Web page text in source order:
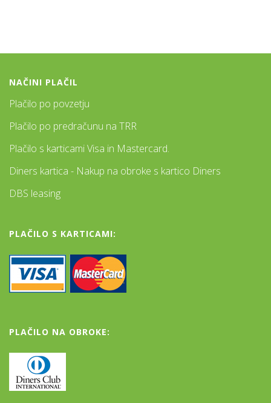
NAČINI PLAČIL
Plačilo po povzetju
Plačilo po predračunu na TRR
Plačilo s karticami Visa in Mastercard.
Diners kartica - Nakup na obroke s kartico Diners
DBS leasing
PLAČILO S KARTICAMI:
PLAČILO NA OBROKE: